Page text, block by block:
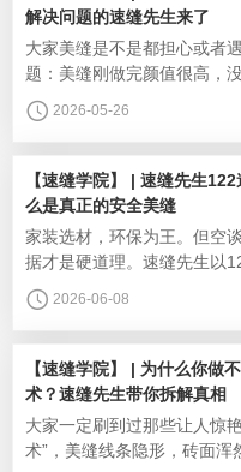
平”享受，坐等一个完美新家
切”的工程，因为不同空间对
千差万别，为此，速缝先生
解决问题的速缝先生来了
大家美缝是不是都担心或者
题：美缝刚做完颜值很高，
色？出了问题商家和师傅互
诺了很多，结果售后各种理
满口承诺，但无奈的是能够
面对行业沉疴，速缝先生早
+电子质保+全程响应”的售后
益数字化、透明化、可追溯
2026-05-26
【速缝学院】 | 速缝先生
么是真正的安全美缝
家装选材，环保为王。但空
据才是硬道理。速缝先生以
（覆盖环保、物理性能），
号可验的检测报告，直面争
多人觉得美缝都有毒性，其
才会添加甲醛、苯系物等廉
生坚原料零添加底线，各项
标，有害物质未检出，远严
2026-06-08
【速缝学院】 | 为什么你做
术？速缝先生带你拆解真相
大家一定刷到过那些让人惊
术”，美缝线条隐形，砖面浑